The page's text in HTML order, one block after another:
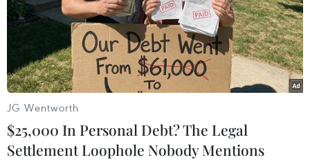
nhiều hộ dân
07/08/2026 13:17
Cảnh báo lũ trên lưu vực sông Thao
tại trạm Yên Bái
07/08/2026 11:51
JG Wentworth
$25,000 In Personal Debt? The Legal
Settlement Loophole Nobody Mentions